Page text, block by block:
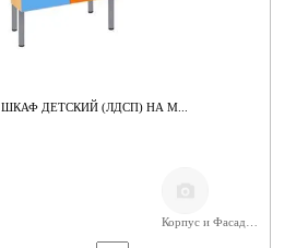
РК ШМК-2 ШКАФ ДЕТСКИЙ (ЛДСП) НА М...